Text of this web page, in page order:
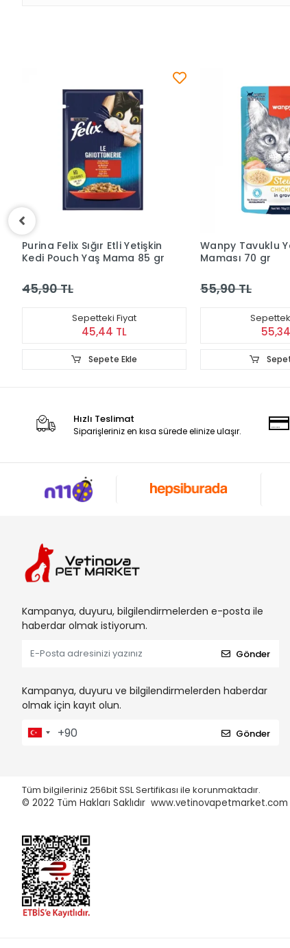
Wanpy Tavuklu Yaş Kedi
Maması 70 gr
55,90 TL
Sepetteki Fiyat
55,34 TL
Sepete Ekle
Jungle Tavuklu
Yetişkin Konserve
45,90 TL
Hızlı Teslimat
Siparişleriniz en kısa sürede elinize ulaşır.
Kampanya, duyuru, bilgilendirmelerden e-posta ile
haberdar olmak istiyorum.
Gönder
Kampanya, duyuru ve bilgilendirmelerden haberdar
olmak için kayıt olun.
Gönder
Tüm bilgileriniz 256bit SSL Sertifikası ile korunmaktadır.
© 2022 Tüm Hakları Saklıdır